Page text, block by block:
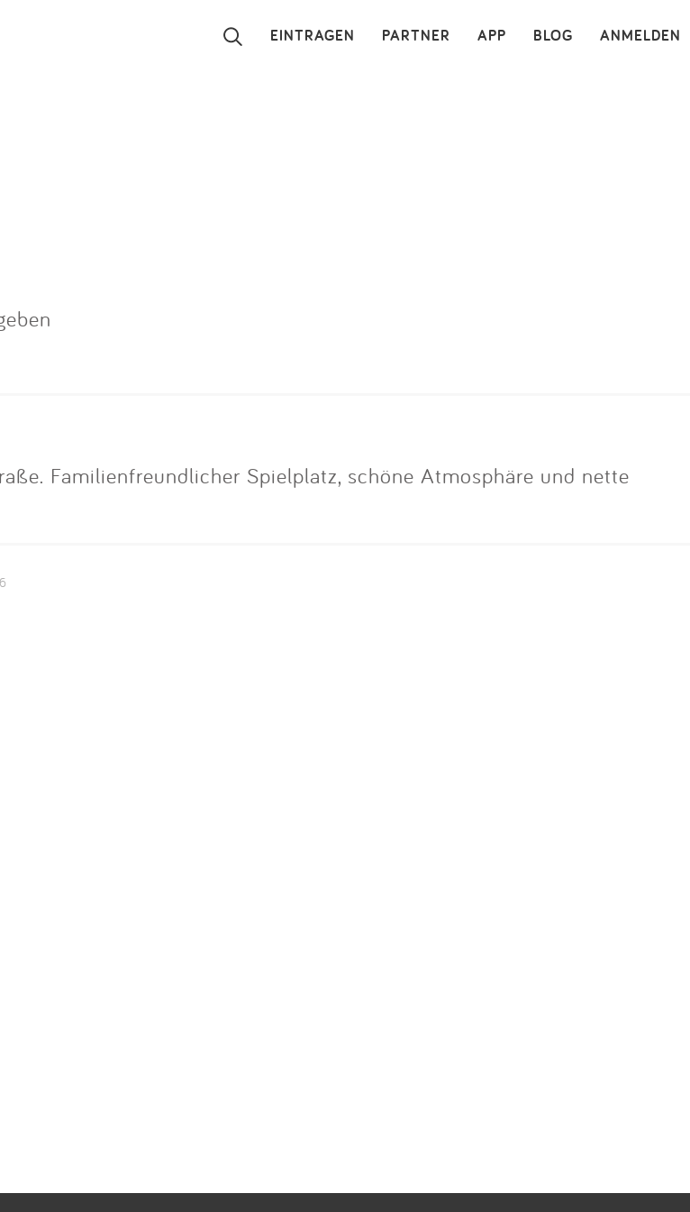
ANMELDEN
BLOG
APP
PARTNER
EINTRAGEN ×
Partner
Anmelden
Familienfreundlicher Spielplatz, schöne Atmosphäre und nette